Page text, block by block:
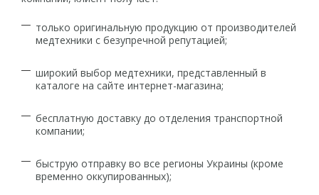
только оригинальную продукцию от производителей
медтехники с безупречной репутацией;
широкий выбор медтехники, представленный в
каталоге на сайте интернет-магазина;
бесплатную доставку до отделения транспортной
компании;
быструю отправку во все регионы Украины (кроме
временно оккупированных);